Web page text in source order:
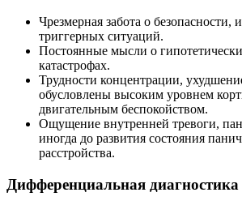
Чрезмерная забота о безопасности,
триггерных ситуаций.
Постоянные мысли о
катастрофах.
Трудности концентрации,
обусловлены высоким уровнем
двигательным беспокойством.
Ощущение внутренней тревоги,
иногда до развития состояния
расстройства.
Дифференциальная диагностика